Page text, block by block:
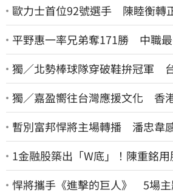
歐力士首位92號選手 陳睦衡轉
平野惠一率兄弟奪171勝 中職
獨／北勢棒球隊穿破鞋拚冠軍
獨／嘉盈嚮往台灣應援文化 香
暫別富邦悍將主場轉播 潘忠韋
1金融股築出「W底」！陳重銘
固穩定的搖錢樹
悍將攜手《進擊的巨人》 5場主